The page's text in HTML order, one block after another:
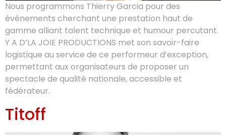
Nous programmons Thierry Garcia pour des
événements cherchant une prestation haut de
gamme alliant talent technique et humour percutant.
Y A D’LA JOIE PRODUCTIONS met son savoir-faire
logistique au service de ce performeur d’exception,
permettant aux organisateurs de proposer un
spectacle de qualité nationale, accessible et
fédérateur.
Titoff